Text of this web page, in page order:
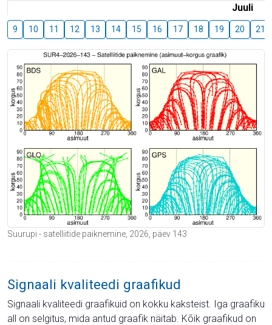
Juuli
9 10 11 12 13 14 15 16 17 18 19 20 21
Suurupi - satelliitide paiknemine, 2026, päev 143
Signaali kvaliteedi graafikud
Signaali kvaliteedi graafikuid on kokku kaksteist. Iga graafiku
all on selgitus, mida antud graafik näitab. Kõik graafikud on